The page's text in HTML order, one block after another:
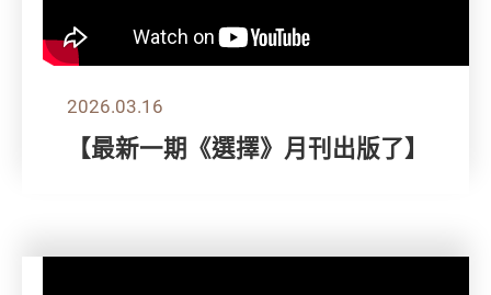
2026.03.16
【最新一期《選擇》月刊出版了】